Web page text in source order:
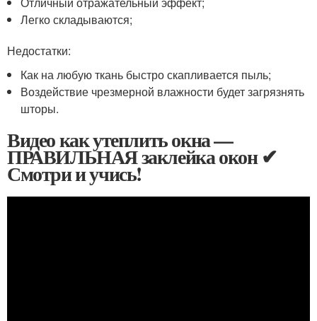
Легко складываются;
Недостатки:
Как на любую ткань быстро скапливается пыль;
Воздействие чрезмерной влажности будет загрязнять
шторы.
Видео как утеплить окна —
ПРАВИЛЬНАЯ заклейка окон ✔
Смотри и учись!